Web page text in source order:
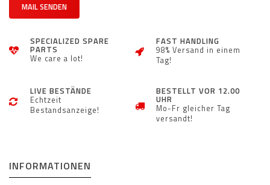
MAIL SENDEN
SPECIALIZED SPARE
PARTS
We care a lot!
FAST HANDLING
98% Versand in einem
Tag!
LIVE BESTÄNDE
Echtzeit
Bestandsanzeige!
BESTELLT VOR 12.00
UHR
Mo-Fr gleicher Tag
versandt!
INFORMATIONEN